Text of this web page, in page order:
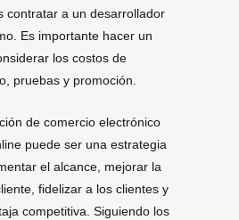
contratar a un desarrollador
Es importante hacer un
los costos de
pruebas y promoción.
de comercio electrónico
puede ser una estrategia
el alcance, mejorar la
fidelizar a los clientes y
competitiva. Siguiendo los